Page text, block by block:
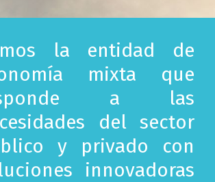
la entidad de
mixta que
a las
del sector
y privado con
innovadoras